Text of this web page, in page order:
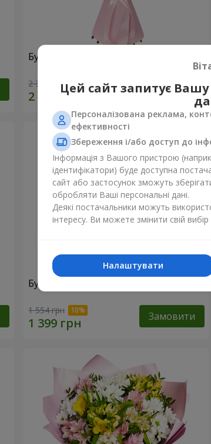
Букет "Ти прекрасна!"
2 399 грн Замовити
Букет "Сонечко моє"
1 554 грн Замовити
Цей сайт запитує
Персоналізована реклама,
ефективності
Збереження і/або доступ до
Інформація з Вашого пристрою
ідентифікатори) буде доступна
сайт або застосунок зможуть
обробляти Ваші персональні дані.
Деякі постачальники можуть
інтересу. Ви можете змінити свій
Налаштувати